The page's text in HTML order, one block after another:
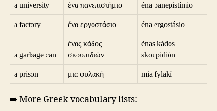
a university ένα πανεπιστήμιο éna panepistímio
a factory ένα εργοστάσιο éna ergostásio
a garbage can
ένας κάδος
σκουπιδιών
énas kádos
skoupidión
a prison μια φυλακή mia fylakí
➡️ More Greek vocabulary lists: